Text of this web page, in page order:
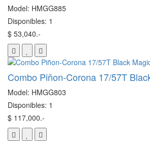
Model: HMGG885
Disponibles: 1
$ 53,040.-
Combo Piñon-Corona 17/57T
Model: HMGG803
Disponibles: 1
$ 117,000.-